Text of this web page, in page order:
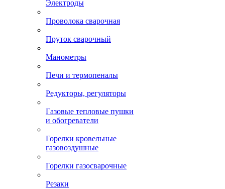
Электроды
Проволока сварочная
Пруток сварочный
Манометры
Печи и термопеналы
Редукторы, регуляторы
Газовые тепловые пушки
и обогреватели
Горелки кровельные
газовоздушные
Горелки газосварочные
Резаки